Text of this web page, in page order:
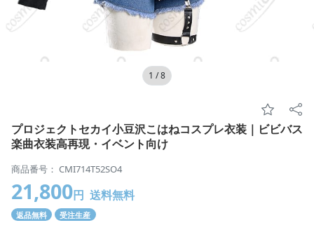
1 /8
プロジェクトセカイ小豆沢こはねコスプレ衣装｜ビビバス
楽曲衣装高再現・イベント向け
商品番号： CMI714T52SO4
21,800円 送料無料
返品無料 受注生産